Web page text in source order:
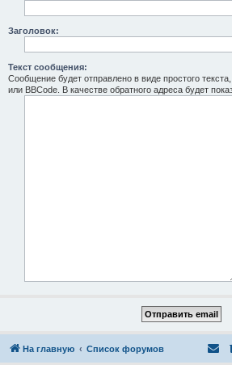
Заголовок:
Текст сообщения:
Сообщение будет отправлено в виде простого
или BBCode. В качестве обратного адреса будет
На главную Список форумов